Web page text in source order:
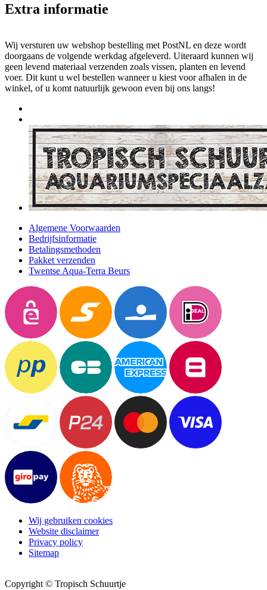
Extra informatie
Wij versturen uw webshop bestelling met PostNL en deze wordt
doorgaans de volgende werkdag afgeleverd. Uiteraard kunnen wij
geen levend materiaal verzenden zoals vissen, planten en levend
voer. Dit kunt u wel bestellen wanneer u kiest voor afhalen in de
winkel, of u komt natuurlijk gewoon even bij ons langs!
Algemene Voorwaarden
Bedrijfsinformatie
Betalingsmethoden
Pakket verzenden
Twentse Aqua-Terra Beurs
Wij gebruiken cookies
Website disclaimer
Privacy policy
Sitemap
Copyright © Tropisch Schuurtje